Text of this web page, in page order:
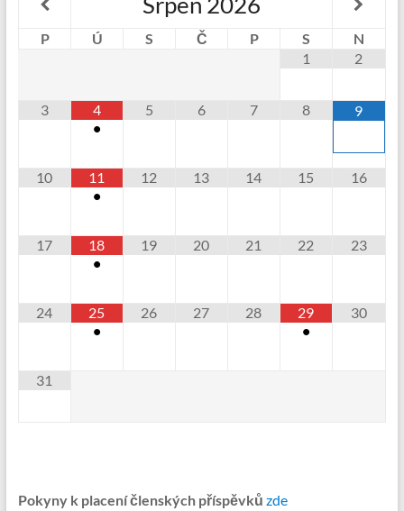
P Ú S Č P S
N
1
2
3
4
•
5 6 7 8 9
10
11
•
12 13 14 15 16
17
18
•
19 20 21 22 23
24
25
•
26 27 28
29
•
30
31
Pokyny k placení členských příspěvků zde